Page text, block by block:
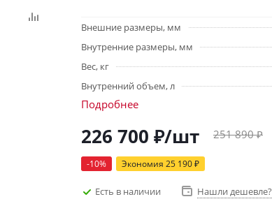
Внешние размеры, мм
Внутренние размеры, мм
Вес, кг
Внутренний объем, л
Подробнее
226 700 ₽/шт 251 890₽
-10% Экономия 25 190₽
Есть в наличии Нашли дешевле?